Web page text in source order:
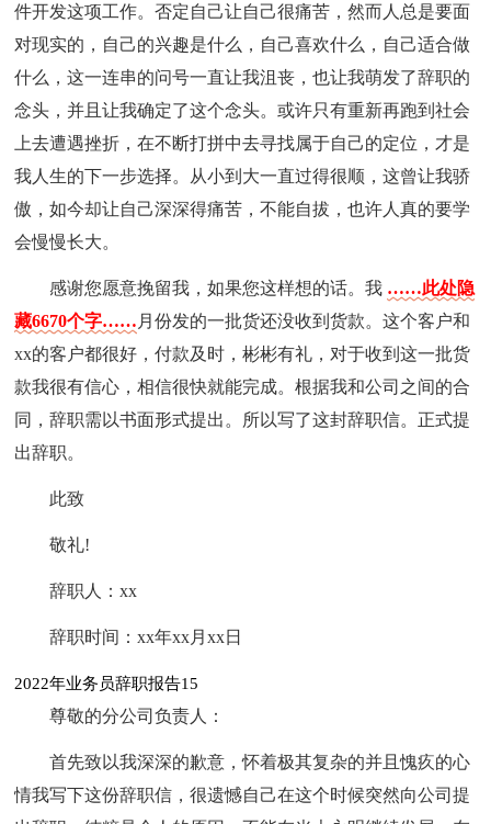
件开发这项工作。否定自己让自己很痛苦，然而人总是要面
对现实的，自己的兴趣是什么，自己喜欢什么，自己适合做
什么，这一连串的问号一直让我沮丧，也让我萌发了辞职的
念头，并且让我确定了这个念头。或许只有重新再跑到社会
上去遭遇挫折，在不断打拼中去寻找属于自己的定位，才是
我人生的下一步选择。从小到大一直过得很顺，这曾让我骄
傲，如今却让自己深深得痛苦，不能自拔，也许人真的要学
会慢慢长大。
感谢您愿意挽留我，如果您这样想的话。我 ……此处隐
藏6670个字…… 月份发的一批货还没收到货款。这个客户和
xx的客户都很好，付款及时，彬彬有礼，对于收到这一批货
款我很有信心，相信很快就能完成。根据我和公司之间的合
同，辞职需以书面形式提出。所以写了这封辞职信。正式提
出辞职。
此致
敬礼!
辞职人：xx
辞职时间：xx年xx月xx日
2022年业务员辞职报告15
尊敬的分公司负责人：
首先致以我深深的歉意，怀着极其复杂的并且愧疚的心
情我写下这份辞职信，很遗憾自己在这个时候突然向公司提